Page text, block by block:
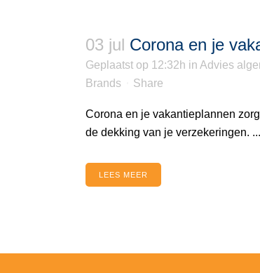
03 jul Corona en je
Geplaatst op 12:32h in Advies
Brands
Share
Corona en je vakantieplannen
de dekking van je verzekeringen. ...
LEES MEER